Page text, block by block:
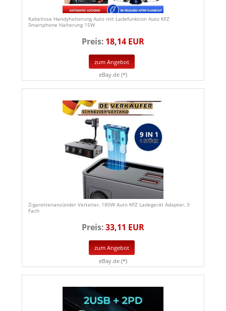
Kabellose Handyhalterung Auto mit Ladefunktion Auto KFZ
Smartphone Halterung 15W
Preis: 18,14 EUR
zum Angebot
eBay.de (*)
Zigarettenanzünder Verteiler, 180W Auto KFZ Ladegerät Adapter, 3
Fach
Preis:33,11 EUR
zum Angebot
eBay.de (*)